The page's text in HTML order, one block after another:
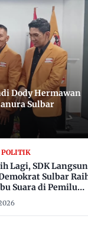
Dody Hermawan
Sulbar
POLITIK
Lagi, SDK
Sulbar
Suara di Pemilu